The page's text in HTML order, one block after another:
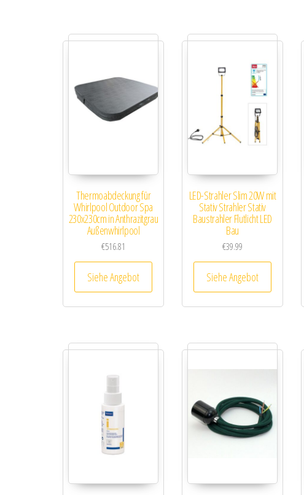
Thermoabdeckung für
Whirlpool Outdoor Spa
230x230cm in Anthrazitgrau
Außenwhirlpool
€516.81
Siehe Angebot
LED-Strahler Slim 20W mit
Stativ Strahler Stativ
Baustrahler Flutlicht LED
Bau
€39.99
Siehe Angebot